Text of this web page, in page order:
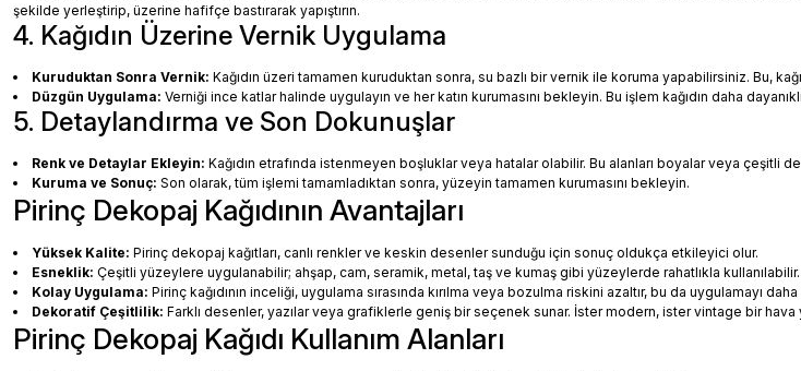
şekilde yerleştirip, üzerine hafifçe bastırarak yapıştırın.
4. Kağıdın Üzerine Vernik Uygulama
Kuruduktan Sonra Vernik: Kağıdın üzeri tamamen kuruduktan sonra, su bazlı bir vernik ile koruma yapabilirsiniz. Bu,
Düzgün Uygulama: Verniği ince katlar halinde uygulayın ve her katın kurumasını bekleyin. Bu işlem kağıdın daha
5. Detaylandırma ve Son Dokunuşlar
Renk ve Detaylar Ekleyin: Kağıdın etrafında istenmeyen boşluklar veya hatalar olabilir. Bu alanları boyalar veya çeşitli
Kuruma ve Sonuç: Son olarak, tüm işlemi tamamladıktan sonra, yüzeyin tamamen kurumasını bekleyin.
Pirinç Dekopaj Kağıdının Avantajları
Yüksek Kalite: Pirinç dekopaj kağıtları, canlı renkler ve keskin desenler sunduğu için sonuç oldukça etkileyici olur.
Esneklik: Çeşitli yüzeylere uygulanabilir; ahşap, cam, seramik, metal, taş ve kumaş gibi yüzeylerde rahatlıkla kullanılabilir.
Kolay Uygulama: Pirinç kağıdının inceliği, uygulama sırasında kırılma veya bozulma riskini azaltır, bu da uygulamayı
Dekoratif Çeşitlilik: Farklı desenler, yazılar veya grafiklerle geniş bir seçenek sunar. İster modern, ister vintage bir
Pirinç Dekopaj Kağıdı Kullanım Alanları